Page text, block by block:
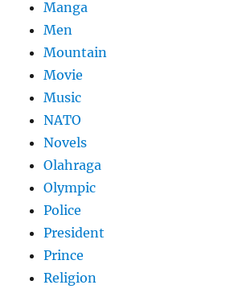
Manga
Men
Mountain
Movie
Music
NATO
Novels
Olahraga
Olympic
Police
President
Prince
Religion